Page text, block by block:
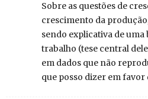
Sobre as questões de
crescimento da
sendo explicativa de
trabalho (tese central
em dados que não
que posso dizer em favor